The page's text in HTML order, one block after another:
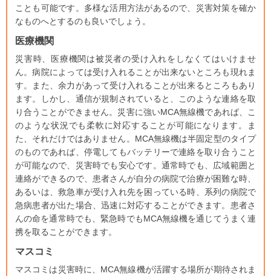
ことも可能です。多様な活用方法があるので、災害対策を確か
なものへとするのも良いでしょう。
医療機関
災害時、医療機関は被災者の受け入れをしなくてはいけませ
ん。病院によっては受け入れることが出来ないところも現れま
す。また、余力があって受け入れることが出来るところもあり
ます。しかし、通信が規制されていると、このような連絡を取
り合うことができません。災害に強いMCA無線機であれば、こ
のような状況でも柔軟に対応することが可能になります。ま
た、それだけではありません。MCA無線機は半固定型のタイプ
のものであれば、停電してもバッテリーで連絡を取り合うこと
が可能なので、災害時でも安心です。通常時でも、広域範囲と
連絡ができるので、患者さんが自分の病院で治療が困難な時、
あるいは、救急車が受け入れ先を困っている時、系列の病院で
急病患者が出た場合、迅速に対応することができます。患者さ
んの命を通常時でも、緊急時でもMCA無線機を通じてうまく連
携を取ることができます。
マスコミ
マスコミは災害時に、MCA無線機が活躍する場所が期待されま